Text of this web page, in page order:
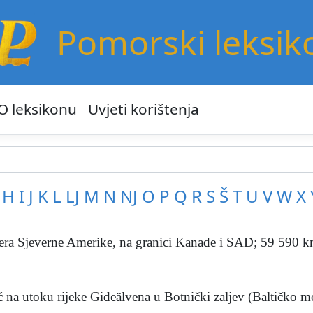
Pomorski
leksikonu Uvjeti korištenja
H I J K L LJ M N NJ O P Q R S Š T U VWX
Sjeverne Amerike, na granici Kanade i SAD; 59 590
utoku rijeke Gideälvena u Botnički zaljev (Baltičko